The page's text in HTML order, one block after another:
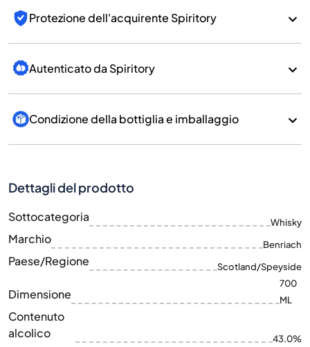
Protezione dell'acquirente Spiritory
Autenticato da Spiritory
Condizione della bottiglia e imballaggio
Dettagli del prodotto
Sottocategoria Whisky
Marchio Benriach
Paese/Regione Scotland/Speyside
Dimensione
700
ML
Contenuto
alcolico
43.0%